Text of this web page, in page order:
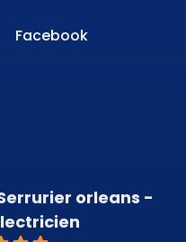
Facebook
orleans -